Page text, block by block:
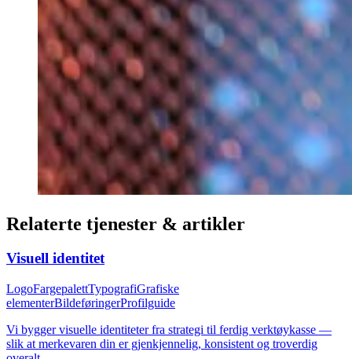
Relaterte tjenester & artikler
Visuell identitet
LogoFargepalettTypografiGrafiske
elementerBildeføringerProfilguide
Vi bygger visuelle identiteter fra strategi til ferdig verktøykasse —
slik at merkevaren din er gjenkjennelig, konsistent og troverdig